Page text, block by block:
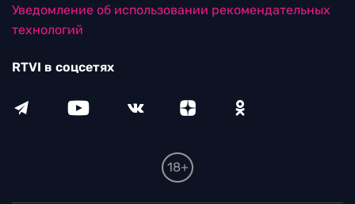
Уведомление об использовании рекомендательных
технологий
RTVI в соцсетях
18+